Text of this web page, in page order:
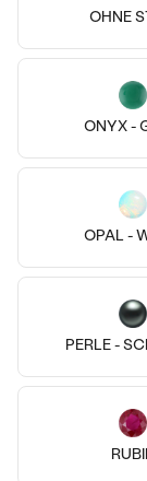
OHNE
ONYX -
OPAL -
PERLE -
Vergoldetes Silber -
Aibek